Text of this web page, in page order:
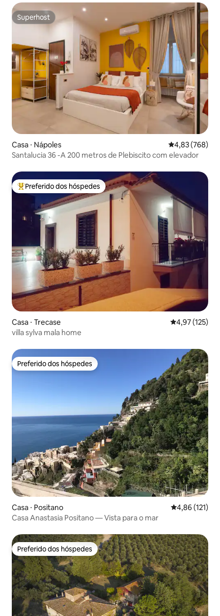
Superhost
Superhost
Casa ⋅ Nápoles 4,83 de uma
4,83 (768)
Santalucia 36 -A 200 metros de Plebiscito com elevador
Entre os melhores preferidos dos hóspedes
Preferido dos hóspedes
Casa ⋅ Trecase 4,97 de uma
4,97 (125)
villa sylva mala home
Preferido dos hóspedes
Preferido dos hóspedes
Casa ⋅ Positano 4,86 de uma
4,86 (121)
Casa Anastasia Positano — Vista para o mar
Preferido dos hóspedes
Preferido dos hóspedes